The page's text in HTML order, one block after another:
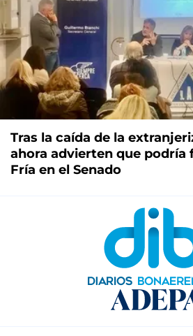
Tras la caída de la
ahora advierten que podría
Fría en el Senado